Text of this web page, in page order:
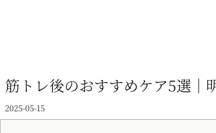
筋トレ後のおすすめケア5選｜
2025-05-15